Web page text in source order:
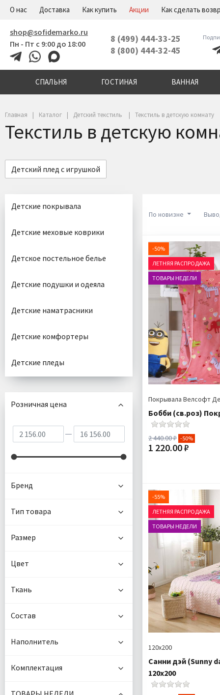
О нас Доставка Как купить Акции Как сделать
shop@sofidemarko.ru
Пн - Пт с 9:00 до 18:00
8 (499) 444-33-25
8 (800) 444-32-45
СПАЛЬНЯ ГОСТИНАЯ ВАННАЯ
Главная Каталог Детский текстиль Текстиль в детскую комнату
Текстиль в детскую
Детский плед с игрушкой
По новизне
-50%
ЛЕТНЯЯ РАСПРОДАЖА
ТОВАРЫ НЕДЕЛИ
Покрывала Велсофт
Бобби (св.роз)
2 440.00 ₽ -50%
1 220.00 ₽
Ткань:
Доставка:
-55%
ЛЕТНЯЯ РАСПРОДАЖА
ТОВАРЫ НЕДЕЛИ
120х200
Санни дэй (Sunny
120х200
Детские покрывала
Детские меховые коврики
Детское постельное белье
Детские подушки и одеяла
Детские наматрасники
Детские комфортеры
Детские пледы
Розничная цена
Бренд
Тип товара
Размер
Цвет
Ткань
Состав
Наполнитель
Комплектация